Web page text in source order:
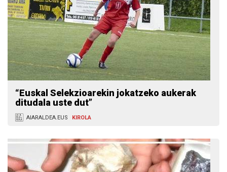
“Euskal Selekzioarekin jokatzeko aukerak
ditudala uste dut”
AIARALDEA.EUS KIROLA